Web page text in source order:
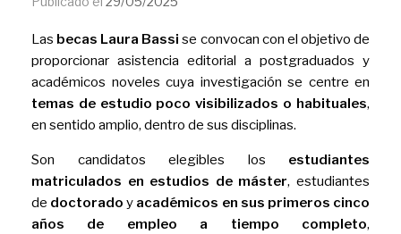
Las becas Laura Bassi se convocan con el objetivo de
proporcionar asistencia editorial a postgraduados y
académicos noveles cuya investigación se centre en
temas de estudio poco visibilizados o habituales,
en sentido amplio, dentro de sus disciplinas.
Son candidatos elegibles los estudiantes
matriculados en estudios de máster, estudiantes
de doctorado y académicos en sus primeros cinco
años de empleo a tiempo completo,